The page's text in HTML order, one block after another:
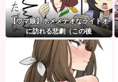
【ウマ娘】ホメメテオなライトオ
に訪れる悲劇（この後